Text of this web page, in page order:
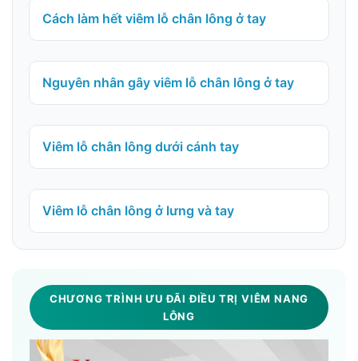
Cách làm hết viêm lỗ chân lông ở tay
Nguyên nhân gây viêm lỗ chân lông ở tay
Viêm lỗ chân lông dưới cánh tay
Viêm lỗ chân lông ở lưng và tay
CHƯƠNG TRÌNH ƯU ĐÃI ĐIỀU TRỊ VIÊM NANG
LÔNG